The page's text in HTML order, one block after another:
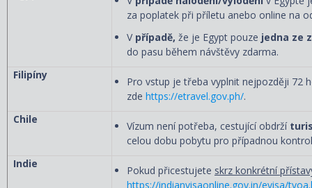
za poplatek při příletu anebo online na
V případě, že je Egypt pouze jedna ze
do pasu během návštěvy zdarma.
Filipíny
Pro vstup je třeba vyplnit nejpozději 72
zde https://etravel.gov.ph/.
Chile
Vízum není potřeba, cestující obdrží
celou dobu pobytu pro případnou
Indie
Pokud přicestujete skrz konkrétní
https://indianvisaonline.gov.in/evisa/